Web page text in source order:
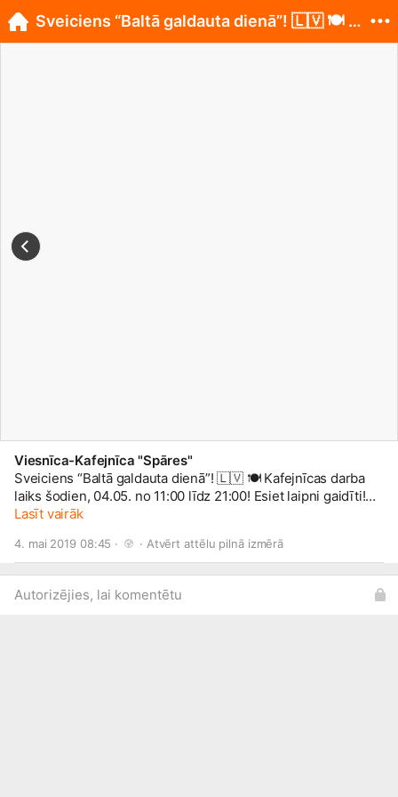
Viesnīca-Kafejnīca "Spāres"
Sveiciens “Baltā galdauta dienā”! 🇱🇻 🍽 Kafejnīcas darba
laiks šodien, 04.05. no 11:00 līdz 21:00! Esiet laipni gaidīti!
Lai skaisti svētki!
Lasīt vairāk
4. mai 2019 08:45 · · Atvērt attēlu pilnā izmērā
Autorizējies, lai komentētu
Sveiciens “Baltā galdauta dienā”! 🇱🇻 🍽 Kafejnīc...